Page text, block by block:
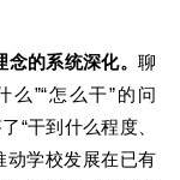
的系统深化。 聊
么”“怎么干”的问
“干到什么程度、
动学校发展在已有